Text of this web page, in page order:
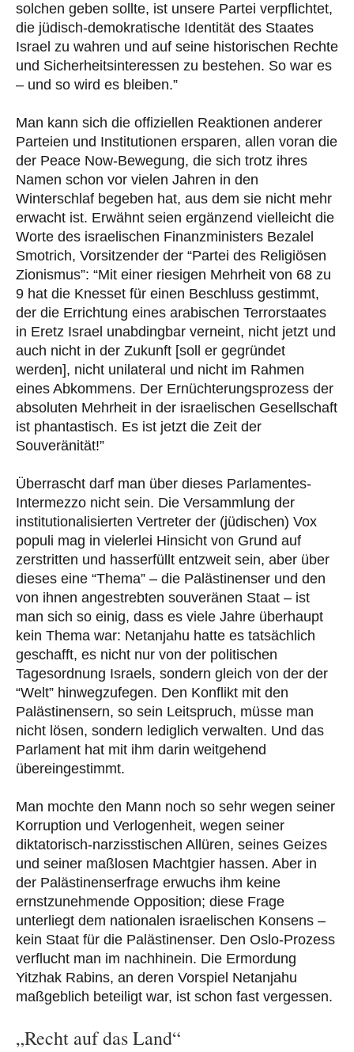
solchen geben sollte, ist unsere Partei verpflichtet,
die jüdisch-demokratische Identität des Staates
Israel zu wahren und auf seine historischen Rechte
und Sicherheitsinteressen zu bestehen. So war es
– und so wird es bleiben.”
Man kann sich die offiziellen Reaktionen anderer
Parteien und Institutionen ersparen, allen voran die
der Peace Now-Bewegung, die sich trotz ihres
Namen schon vor vielen Jahren in den
Winterschlaf begeben hat, aus dem sie nicht mehr
erwacht ist. Erwähnt seien ergänzend vielleicht die
Worte des israelischen Finanzministers Bezalel
Smotrich, Vorsitzender der “Partei des Religiösen
Zionismus”: “Mit einer riesigen Mehrheit von 68 zu
9 hat die Knesset für einen Beschluss gestimmt,
der die Errichtung eines arabischen Terrorstaates
in Eretz Israel unabdingbar verneint, nicht jetzt und
auch nicht in der Zukunft [soll er gegründet
werden], nicht unilateral und nicht im Rahmen
eines Abkommens. Der Ernüchterungsprozess der
absoluten Mehrheit in der israelischen Gesellschaft
ist phantastisch. Es ist jetzt die Zeit der
Souveränität!”
Überrascht darf man über dieses Parlamentes-
Intermezzo nicht sein. Die Versammlung der
institutionalisierten Vertreter der (jüdischen) Vox
populi mag in vielerlei Hinsicht von Grund auf
zerstritten und hasserfüllt entzweit sein, aber über
dieses eine “Thema” – die Palästinenser und den
von ihnen angestrebten souveränen Staat – ist
man sich so einig, dass es viele Jahre überhaupt
kein Thema war: Netanjahu hatte es tatsächlich
geschafft, es nicht nur von der politischen
Tagesordnung Israels, sondern gleich von der der
“Welt” hinwegzufegen. Den Konflikt mit den
Palästinensern, so sein Leitspruch, müsse man
nicht lösen, sondern lediglich verwalten. Und das
Parlament hat mit ihm darin weitgehend
übereingestimmt.
Man mochte den Mann noch so sehr wegen seiner
Korruption und Verlogenheit, wegen seiner
diktatorisch-narzisstischen Allüren, seines Geizes
und seiner maßlosen Machtgier hassen. Aber in
der Palästinenserfrage erwuchs ihm keine
ernstzunehmende Opposition; diese Frage
unterliegt dem nationalen israelischen Konsens –
kein Staat für die Palästinenser. Den Oslo-Prozess
verflucht man im nachhinein. Die Ermordung
Yitzhak Rabins, an deren Vorspiel Netanjahu
maßgeblich beteiligt war, ist schon fast vergessen.
„Recht auf das Land“